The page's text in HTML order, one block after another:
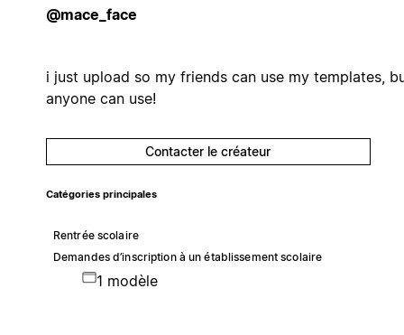
@mace_face
i just upload so my friends can use my templates,
anyone can use!
Contacter le créateur
Catégories principales
Rentrée scolaire
Demandes d’inscription à un établissement scolaire
1 modèle